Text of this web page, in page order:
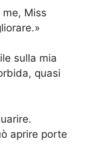
Miss
sulla mia
quasi
aprire porte